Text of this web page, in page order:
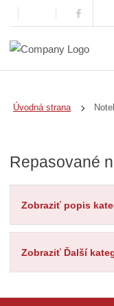
Úvodná strana
Repasované
Zobraziť popis
Zobraziť Ďalší